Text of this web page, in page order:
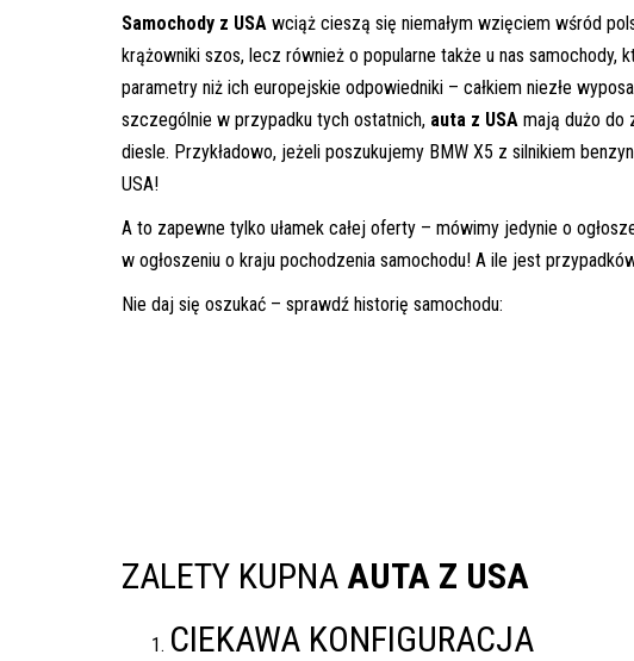
kontakt@auto-
inspekcje.pl
Mazowieckie
Samochody z USA wciąż cieszą się niemałym wzięciem wśród
krążowniki szos, lecz również o popularne także u nas
parametry niż ich europejskie odpowiedniki – całkiem niezłe
szczególnie w przypadku tych ostatnich, auta z USA mają dużo do
diesle. Przykładowo, jeżeli poszukujemy BMW X5 z silnikiem
USA!
A to zapewne tylko ułamek całej oferty – mówimy jedynie o
w ogłoszeniu o kraju pochodzenia samochodu! A ile jest
Nie daj się oszukać – sprawdź historię samochodu:
ZALETY KUPNA AUTA Z USA
CIEKAWA KONFIGURACJA